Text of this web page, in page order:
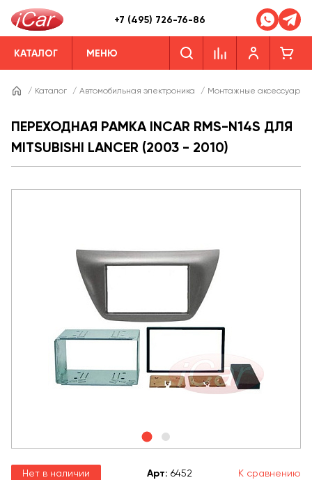
+7 (495) 726-76-86
КАТАЛОГ МЕНЮ
/ Каталог / Автомобильная электроника / Монтажные аксессуары
ПЕРЕХОДНАЯ РАМКА INCAR RMS-N14S ДЛЯ
MITSUBISHI LANCER (2003 - 2010)
Нет в наличии Арт: 6452 К сравнению